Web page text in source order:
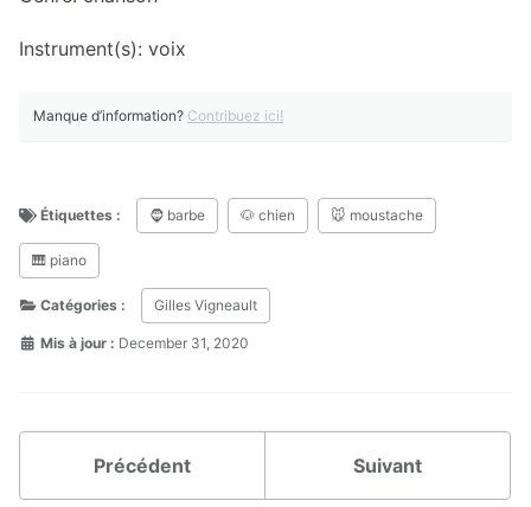
Instrument(s): voix
Manque d’information? Contribuez ici!
Étiquettes : 🧔 barbe 🐶 chien 🐭 moustache
🎹 piano
Catégories : Gilles Vigneault
Mis à jour : December 31, 2020
Précédent Suivant